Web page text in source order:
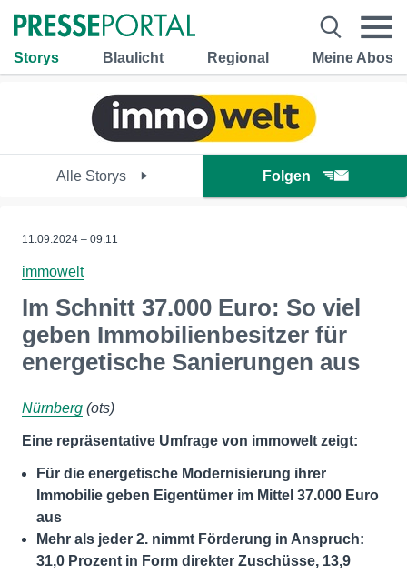
Storys Blaulicht Regional Meine Abos
Alle Storys Folgen
11.09.2024 – 09:11
immowelt
Im Schnitt 37.000 Euro: So viel
geben Immobilienbesitzer für
energetische Sanierungen aus
Nürnberg (ots)
Eine repräsentative Umfrage von immowelt zeigt:
Für die energetische Modernisierung ihrer
Immobilie geben Eigentümer im Mittel 37.000 Euro
aus
Mehr als jeder 2. nimmt Förderung in Anspruch:
31,0 Prozent in Form direkter Zuschüsse, 13,9